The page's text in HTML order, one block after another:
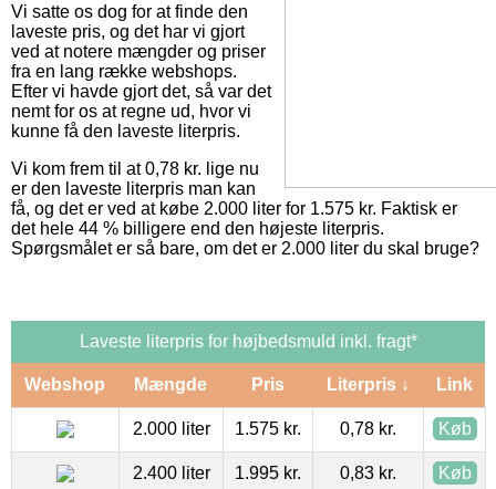
Vi satte os dog for at finde den
laveste pris, og det har vi gjort
ved at notere mængder og priser
fra en lang række webshops.
Efter vi havde gjort det, så var det
nemt for os at regne ud, hvor vi
kunne få den laveste literpris.
Vi kom frem til at 0,78 kr. lige nu
er den laveste literpris man kan
få, og det er ved at købe 2.000 liter for 1.575 kr. Faktisk er
det hele 44 % billigere end den højeste literpris.
Spørgsmålet er så bare, om det er 2.000 liter du skal bruge?
Laveste literpris for højbedsmuld inkl. fragt*
Webshop Mængde Pris Literpris ↓ Link
2.000 liter 1.575 kr. 0,78 kr. Køb
2.400 liter 1.995 kr. 0,83 kr. Køb